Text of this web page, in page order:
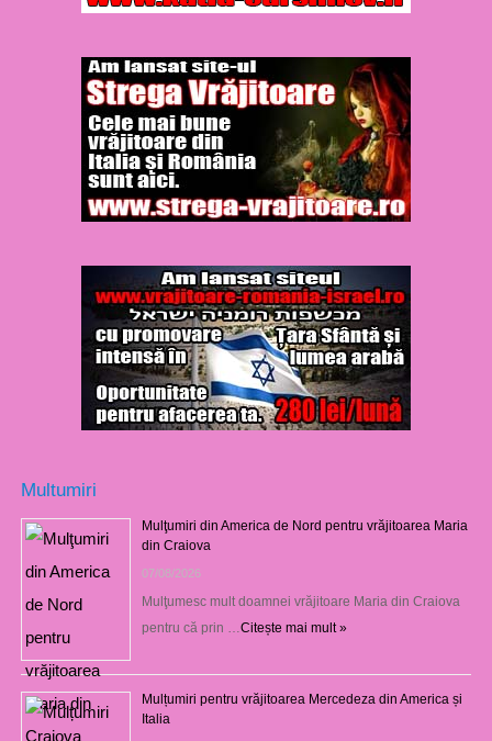
Multumiri
Mulţumiri din America de Nord pentru vrăjitoarea Maria
din Craiova
07/08/2026
Mulţumesc mult doamnei vrăjitoare Maria din Craiova
pentru că prin …Citește mai mult »
Mulțumiri pentru vrăjitoarea Mercedeza din America și
Italia